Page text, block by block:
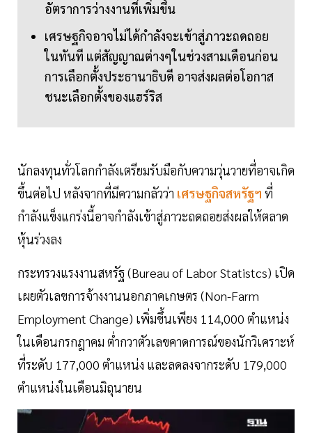
อัตราการว่างงานที่เพิ่มขึ้น
เศรษฐกิจอาจไม่ได้กำลังจะเข้าสู่ภาวะถดถอย
ในทันที แต่สัญญาณต่างๆในช่วงสามเดือนก่อน
การเลือกตั้งประธานาธิบดี อาจส่งผลต่อโอกาส
ชนะเลือกตั้งของแฮร์ริส
นักลงทุนทั่วโลกกำลังเตรียมรับมือกับความวุ่นวายที่อาจเกิด
ขึ้นต่อไป หลังจากที่มีความกลัวว่า เศรษฐกิจสหรัฐฯ ที่
กำลังแข็งแกร่งนี้อาจกำลังเข้าสู่ภาวะถดถอยส่งผลให้ตลาด
หุ้นร่วงลง
กระทรวงแรงงานสหรัฐ (Bureau of Labor Statistcs) เปิด
เผยตัวเลขการจ้างงานนอกภาคเกษตร (Non-Farm
Employment Change) เพิ่มขึ้นเพียง 114,000 ตำแหน่ง
ในเดือนกรกฎาคม ต่ำกวาตัวเลขคาดการณ์ของนักวิเคราะห์
ที่ระดับ 177,000 ตำแหน่ง และลดลงจากระดับ 179,000
ตำแหน่งในเดือนมิถุนายน